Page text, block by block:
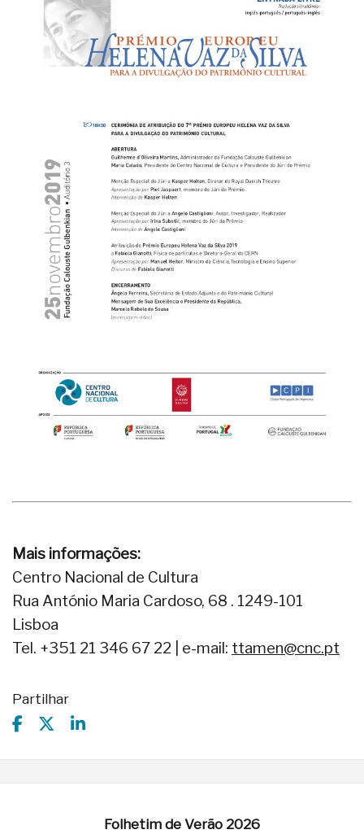
Mais informações:
Centro Nacional de Cultura
Rua António Maria Cardoso, 68 . 1249-101
Lisboa
Tel. +351 21 346 67 22 | e-mail: ttamen@cnc.pt
Partilhar
Folhetim de Verão 2026